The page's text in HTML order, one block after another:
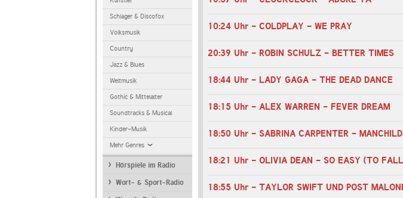
Schlager & Discofox
Volksmusik
Country
Jazz & Blues
Weltmusik
Gothic & Mittelalter
Soundtracks & Musical
Kinder-Musik
Mehr Genres
Hörspiele im Radio
Wort- & Sport-Radio
10:24 Uhr - COLDPLAY - WE PRAY
20:39 Uhr - ROBIN SCHULZ - BETTER TIMES
18:44 Uhr - LADY GAGA - THE DEAD DANCE
18:15 Uhr - ALEX WARREN - FEVER DREAM
18:50 Uhr - SABRINA CARPENTER - MANCHILD